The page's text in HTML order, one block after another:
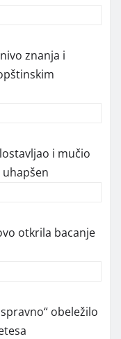
nivo znanja i
i mučio
otkrila bacanje
obeležilo